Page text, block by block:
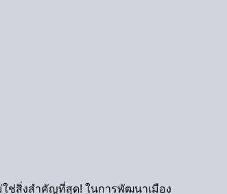
ม่ใช่สิ่งสำคัญที่สุด! ในการพัฒนาเมือง